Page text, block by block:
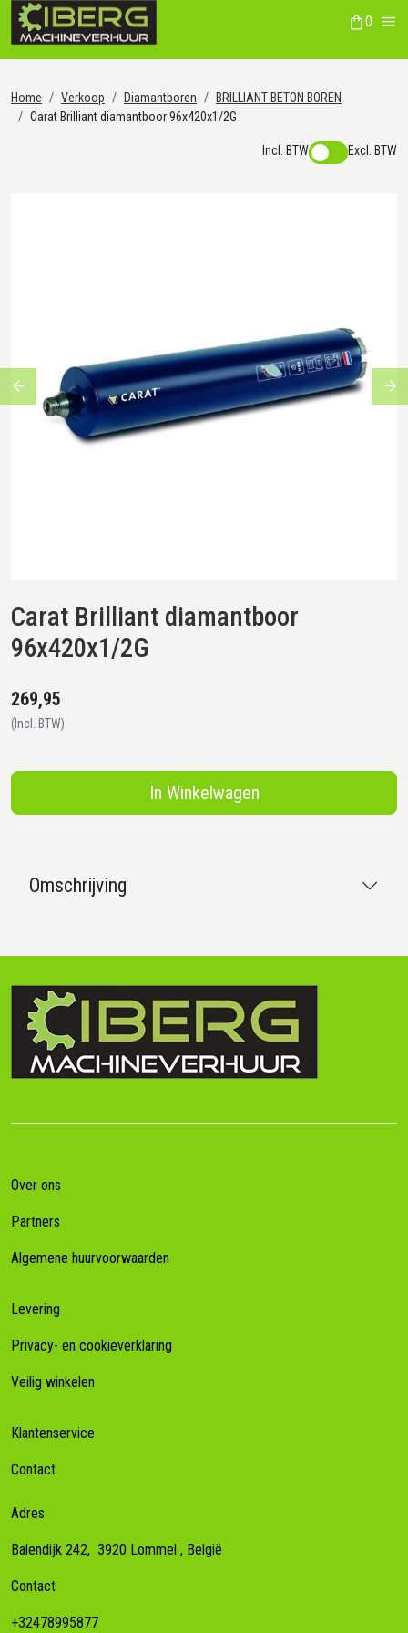
0
Home Verkoop Diamantboren
BRILLIANT BETON BOREN
Carat Brilliant diamantboor 96x420x1/2G
Incl. BTW Excl. BTW
Previous
Carat Brilliant diamantboor
96x420x1/2G
269,95
(Incl. BTW)
In Winkelwagen
Omschrijving
Over ons
Partners
Algemene huurvoorwaarden
Levering
Privacy- en cookieverklaring
Veilig winkelen
Klantenservice
Contact
Adres
Balendijk 242, 3920 Lommel , België
Contact
+32478995877